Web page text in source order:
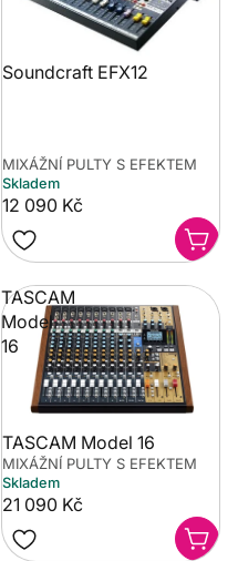
Soundcraft EFX12
MIXÁŽNÍ PULTY S EFEKTEM
Skladem
12 090 Kč
TASCAM
Model
16
TASCAM Model 16
MIXÁŽNÍ PULTY S EFEKTEM
Skladem
21 090 Kč